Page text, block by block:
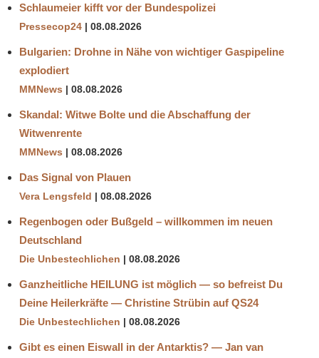
Schlaumeier kifft vor der Bundespolizei
Pressecop24 08.08.2026
Bulgarien: Drohne in Nähe von wichtiger Gaspipeline
explodiert
MMNews 08.08.2026
Skandal: Witwe Bolte und die Abschaffung der
Witwenrente
MMNews 08.08.2026
Das Signal von Plauen
Vera Lengsfeld 08.08.2026
Regenbogen oder Bußgeld – willkommen im neuen
Deutschland
Die Unbestechlichen 08.08.2026
Ganzheitliche HEILUNG ist möglich — so befreist Du
Deine Heilerkräfte — Christine Strübin auf QS24
Die Unbestechlichen 08.08.2026
Gibt es einen Eiswall in der Antarktis? — Jan van